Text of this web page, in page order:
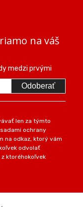
na váš
medzi prvými
Odoberať
len za týmto
ochrany
na odkaz, ktorý vám
odvolať
ktoréhokoľvek